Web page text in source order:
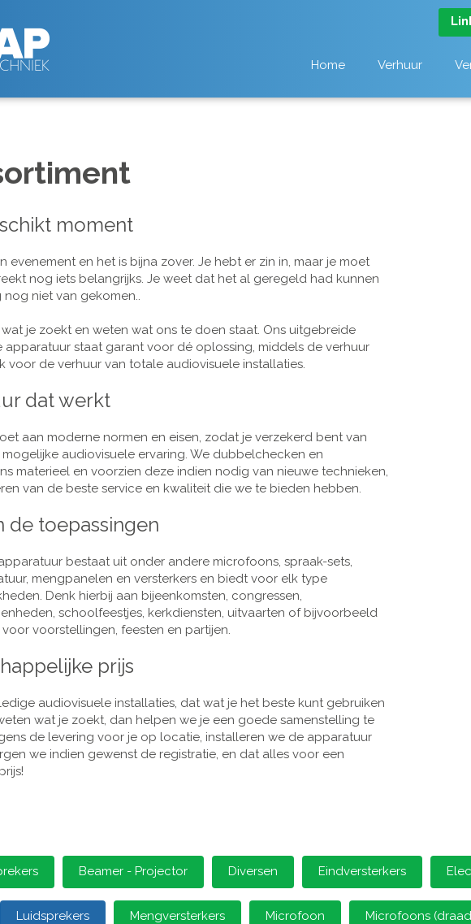
Home Verhuur
moment
evenement en het is bijna zover. Je hebt er zin in, maar je moet
nog iets belangrijks. Je weet dat het al geregeld had kunnen
nog niet van gekomen..
je zoekt en weten wat ons te doen staat. Ons uitgebreide
apparatuur staat garant voor dé oplossing, middels de verhuur
voor de verhuur van totale audiovisuele installaties.
dat werkt
aan moderne normen en eisen, zodat je verzekerd bent van
audiovisuele ervaring. We dubbelchecken en
materieel en voorzien deze indien nodig van nieuwe technieken,
van de beste service en kwaliteit die we te bieden hebben.
de toepassingen
bestaat uit onder andere microfoons, spraak-sets,
mengpanelen en versterkers en biedt voor elk type
Denk hierbij aan bijeenkomsten, congressen,
schoolfeestjes, kerkdiensten, uitvaarten of bijvoorbeeld
voorstellingen, feesten en partijen.
prijs
audiovisuele installaties, dat wat je het beste kunt gebruiken
wat je zoekt, dan helpen we je een goede samenstelling te
de levering voor je op locatie, installeren we de apparatuur
we indien gewenst de registratie, en dat alles voor een
Beamer - Projector Diversen Eindversterkers
Luidsprekers Mengversterkers Microfoon Microfoons